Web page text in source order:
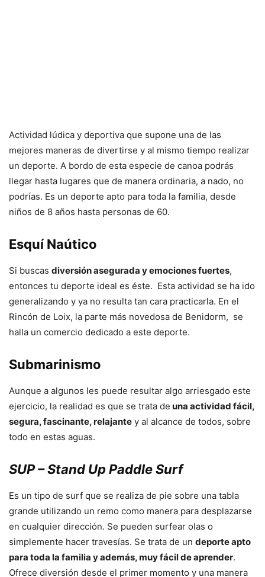
Actividad lúdica y deportiva que supone una de las
mejores maneras de divertirse y al mismo tiempo realizar
un deporte. A bordo de esta especie de canoa podrás
llegar hasta lugares que de manera ordinaria, a nado, no
podrías. Es un deporte apto para toda la familia, desde
niños de 8 años hasta personas de 60.
Esquí Naútico
Si buscas diversión asegurada y emociones fuertes,
entonces tu deporte ideal es éste. Esta actividad se ha ido
generalizando y ya no resulta tan cara practicarla. En el
Rincón de Loix, la parte más novedosa de Benidorm, se
halla un comercio dedicado a este deporte.
Submarinismo
Aunque a algunos les puede resultar algo arriesgado este
ejercicio, la realidad es que se trata de una actividad fácil,
segura, fascinante, relajante y al alcance de todos, sobre
todo en estas aguas.
SUP – Stand Up Paddle Surf
Es un tipo de surf que se realiza de pie sobre una tabla
grande utilizando un remo como manera para desplazarse
en cualquier dirección. Se pueden surfear olas o
simplemente hacer travesías. Se trata de un deporte apto
para toda la familia y además, muy fácil de aprender.
Ofrece diversión desde el primer momento y una manera